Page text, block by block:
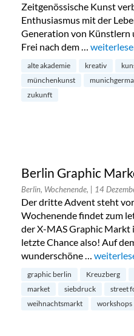
Zeitgenössische Kunst
Enthusiasmus mit der
Generation von
Frei nach dem … „Pop Art
alte akademie kreativ
münchenkunst
zukunft
Berlin Graphic
Berlin, Wochenende, | 14
Der dritte Advent steht
Wochenende findet zum
der X-MAS Graphic Markt
letzte Chance also! Auf
wunderschöne … „Berlin
graphic berlin Kreuzberg
market
siebdruck street
weihnachtsmarkt
workshops